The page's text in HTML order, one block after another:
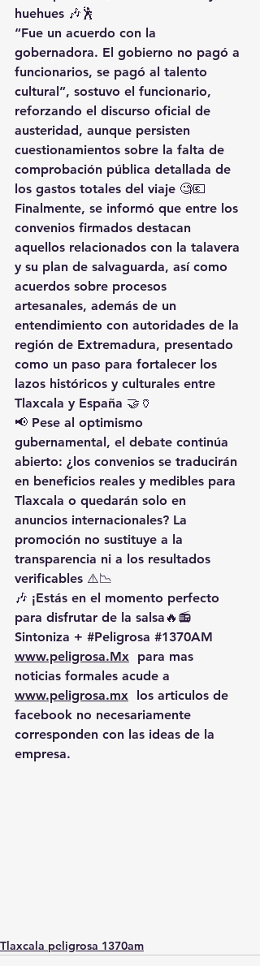
huehues 🎶🕺
“Fue un acuerdo con la
gobernadora. El gobierno no pagó a
funcionarios, se pagó al talento
cultural”, sostuvo el funcionario,
reforzando el discurso oficial de
austeridad, aunque persisten
cuestionamientos sobre la falta de
comprobación pública detallada de
los gastos totales del viaje 🧐💶
Finalmente, se informó que entre los
convenios firmados destacan
aquellos relacionados con la talavera
y su plan de salvaguarda, así como
acuerdos sobre procesos
artesanales, además de un
entendimiento con autoridades de la
región de Extremadura, presentado
como un paso para fortalecer los
lazos históricos y culturales entre
Tlaxcala y España 🤝🏺
📢 Pese al optimismo
gubernamental, el debate continúa
abierto: ¿los convenios se traducirán
en beneficios reales y medibles para
Tlaxcala o quedarán solo en
anuncios internacionales? La
promoción no sustituye a la
transparencia ni a los resultados
verificables ⚠️📉
🎶 ¡Estás en el momento perfecto
para disfrutar de la salsa🔥📻
Sintoniza + #Peligrosa #1370AM
www.peligrosa.Mx para mas
noticias formales acude a
www.peligrosa.mx los articulos de
facebook no necesariamente
corresponden con las ideas de la
empresa.
Tlaxcala peligrosa 1370am